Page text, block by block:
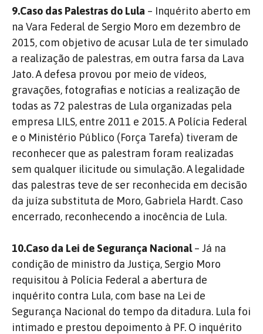
9.Caso das Palestras do Lula – Inquérito aberto em
na Vara Federal de Sergio Moro em dezembro de
2015, com objetivo de acusar Lula de ter simulado
a realização de palestras, em outra farsa da Lava
Jato. A defesa provou por meio de vídeos,
gravações, fotografias e notícias a realização de
todas as 72 palestras de Lula organizadas pela
empresa LILS, entre 2011 e 2015. A Polícia Federal
e o Ministério Público (Força Tarefa) tiveram de
reconhecer que as palestram foram realizadas
sem qualquer ilicitude ou simulação. A legalidade
das palestras teve de ser reconhecida em decisão
da juíza substituta de Moro, Gabriela Hardt. Caso
encerrado, reconhecendo a inocência de Lula.
10.Caso da Lei de Segurança Nacional– Já na
condição de ministro da Justiça, Sergio Moro
requisitou à Polícia Federal a abertura de
inquérito contra Lula, com base na Lei de
Segurança Nacional do tempo da ditadura. Lula foi
intimado e prestou depoimento à PF. O inquérito